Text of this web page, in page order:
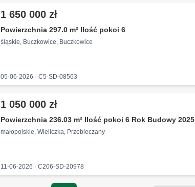
1 650 000 zł
Powierzchnia 297.0 m² Ilość pokoi 6
śląskie, Buczkowice, Buczkowice
05-06-2026 · C5-SD-08563
1 050 000 zł
Powierzchnia 236.03 m² Ilość pokoi 6 Rok Budowy 2025
małopolskie, Wieliczka, Przebieczany
11-06-2026 · C206-SD-20978